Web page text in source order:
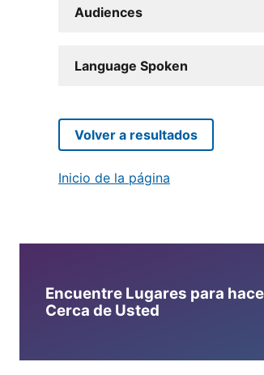
Audiences
Language Spoken
Volver a resultados
Inicio de la página
Encuentre Lugares para
Cerca de Usted